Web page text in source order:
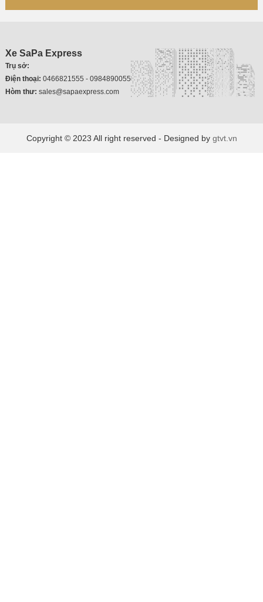
Xe SaPa Express
Trụ sở:
Điện thoại: 0466821555 - 0984890055
Hòm thư: sales@sapaexpress.com
Copyright © 2023 All right reserved - Designed by gtvt.vn